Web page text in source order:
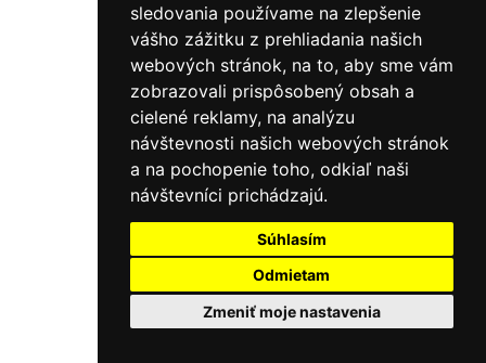
sledovania používame na zlepšenie
vášho zážitku z prehliadania našich
webových stránok, na to, aby sme vám
zobrazovali prispôsobený obsah a
cielené reklamy, na analýzu
návštevnosti našich webových stránok
a na pochopenie toho, odkiaľ naši
návštevníci prichádzajú.
Súhlasím
Odmietam
Zmeniť moje nastavenia